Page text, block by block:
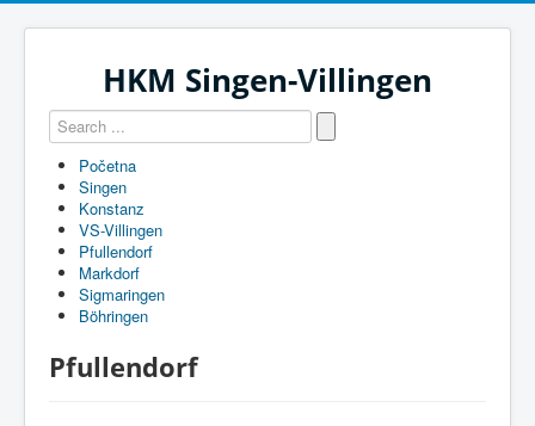
HKM Singen-Villingen
Početna
Singen
Konstanz
VS-Villingen
Pfullendorf
Markdorf
Sigmaringen
Böhringen
Pfullendorf